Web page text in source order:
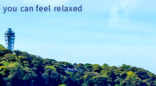
can feel relaxed